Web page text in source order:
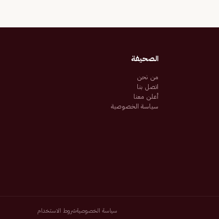
الصحيفة
من نحن
اتصل بنا
أعلن معنا
سياسة الخصوصية
سياسة الخصوصيةشروط الاستخدام